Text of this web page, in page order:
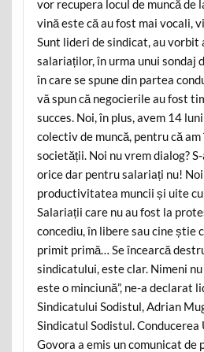
vor recupera locul de muncă de
vină este că au fost mai vocali,
Sunt lideri de sindicat, au vorbit
salariaților, în urma unui sondaj
în care se spune din partea
vă spun că negocierile au fost
succes. Noi, în plus, avem 14
colectiv de muncă, pentru că
societății. Noi nu vrem dialog?
orice dar pentru salariați nu!
productivitatea muncii și uite cu
Salariații care nu au fost la
concediu, în libere sau cine știe
primit primă… Se încearcă
sindicatului, este clar. Nimeni
este o minciună”, ne-a declarat
Sindicatului Sodistul, Adrian
Sindicatul Sodistul. Conducerea
Govora a emis un comunicat de